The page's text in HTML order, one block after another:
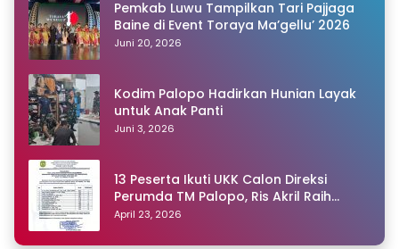
Pemkab Luwu Tampilkan Tari Pajjaga
Baine di Event Toraya Ma’gellu’ 2026
Juni 20, 2026
Kodim Palopo Hadirkan Hunian Layak
untuk Anak Panti
Juni 3, 2026
13 Peserta Ikuti UKK Calon Direksi
Perumda TM Palopo, Ris Akril Raih
Peringkat Pertama
April 23, 2026